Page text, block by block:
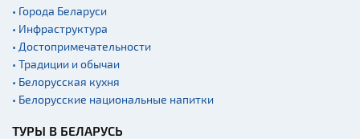
• Города Беларуси
• Инфраструктура
• Достопримечательности
• Традиции и обычаи
• Белорусская кухня
• Белорусские национальные напитки
ТУРЫ В БЕЛАРУСЬ